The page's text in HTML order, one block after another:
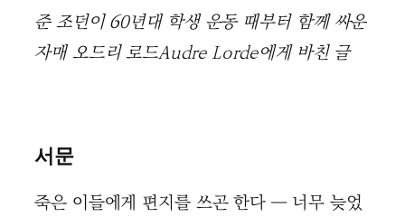
준 조던이 60년대 학생 운동 때부터 함께 싸운
자매 오드리 로드Audre Lorde에게 바친 글
서문
죽은 이들에게 편지를 쓰곤 한다 ― 너무 늦었